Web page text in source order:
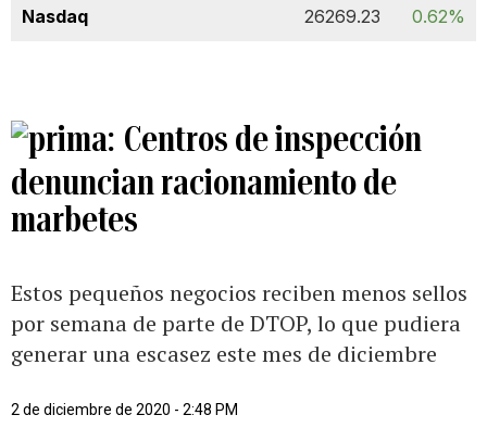
Nasdaq
26269.23 0.62%
Centros de inspección
denuncian racionamiento de
marbetes
Estos pequeños negocios reciben menos sellos
por semana de parte de DTOP, lo que pudiera
generar una escasez este mes de diciembre
2 de diciembre de 2020 - 2:48 PM